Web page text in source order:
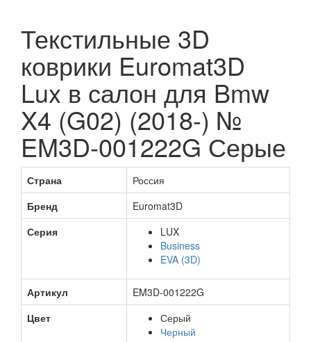
Текстильные 3D
коврики Euromat3D
Lux в салон для Bmw
X4 (G02) (2018-) №
EM3D-001222G Серые
Страна
Россия
Бренд
Euromat3D
Серия
LUX
Business
EVA (3D)
Артикул
EM3D-001222G
Цвет
Серый
Черный